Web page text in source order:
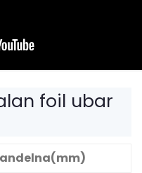
foil ubar